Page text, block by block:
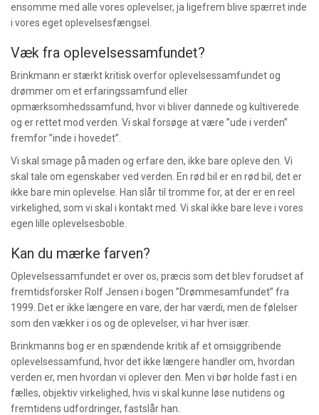
ensomme med alle vores oplevelser, ja ligefrem blive spærret inde
i vores eget oplevelsesfængsel.
Væk fra oplevelsessamfundet?
Brinkmann er stærkt kritisk overfor oplevelsessamfundet og
drømmer om et erfaringssamfund eller
opmærksomhedssamfund, hvor vi bliver dannede og kultiverede
og er rettet mod verden. Vi skal forsøge at være ”ude i verden”
fremfor ”inde i hovedet”.
Vi skal smage på maden og erfare den, ikke bare opleve den. Vi
skal tale om egenskaber ved verden. En rød bil er en rød bil, det er
ikke bare min oplevelse. Han slår til tromme for, at der er en reel
virkelighed, som vi skal i kontakt med. Vi skal ikke bare leve i vores
egen lille oplevelsesboble.
Kan du mærke farven?
Oplevelsessamfundet er over os, præcis som det blev forudset af
fremtidsforsker Rolf Jensen i bogen ”Drømmesamfundet” fra
1999. Det er ikke længere en vare, der har værdi, men de følelser
som den vækker i os og de oplevelser, vi har hver især.
Brinkmanns bog er en spændende kritik af et omsiggribende
oplevelsessamfund, hvor det ikke længere handler om, hvordan
verden er, men hvordan vi oplever den. Men vi bør holde fast i en
fælles, objektiv virkelighed, hvis vi skal kunne løse nutidens og
fremtidens udfordringer, fastslår han.